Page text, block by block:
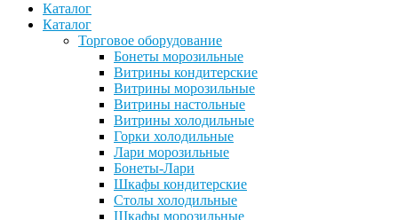
Каталог
Каталог
Торговое оборудование
Бонеты морозильные
Витрины кондитерские
Витрины морозильные
Витрины настольные
Витрины холодильные
Горки холодильные
Лари морозильные
Бонеты-Лари
Шкафы кондитерские
Столы холодильные
Шкафы морозильные